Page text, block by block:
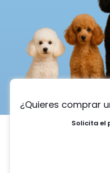
¿Quieres comprar
Solicita el